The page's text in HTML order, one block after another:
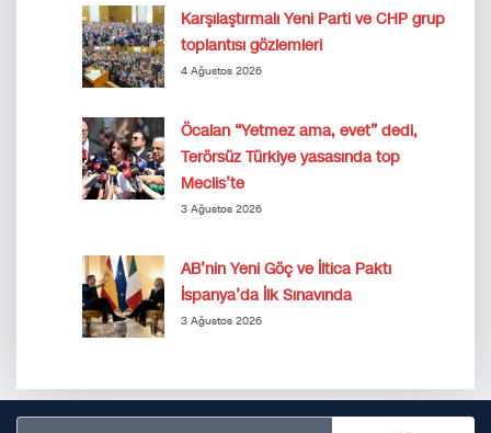
Karşılaştırmalı Yeni Parti ve CHP grup
toplantısı gözlemleri
4 Ağustos 2026
Öcalan “Yetmez ama, evet” dedi,
Terörsüz Türkiye yasasında top
Meclis’te
3 Ağustos 2026
AB’nin Yeni Göç ve İltica Paktı
İspanya’da İlk Sınavında
3 Ağustos 2026